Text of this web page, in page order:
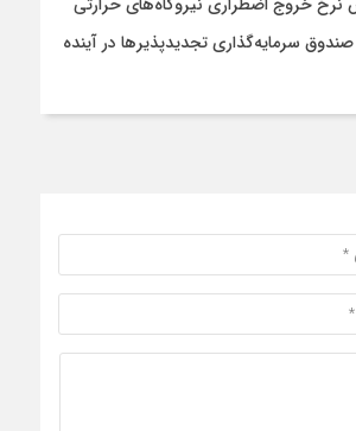
سرمایه‌گذاری تجدیدپذیرها در آینده